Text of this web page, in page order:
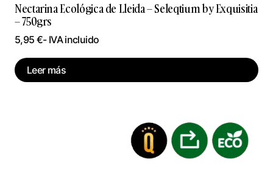
Nectarina Ecológica de Lleida – Seleqtium by Exquisitia
– 750grs
5,95 €- IVA incluido
Leer más